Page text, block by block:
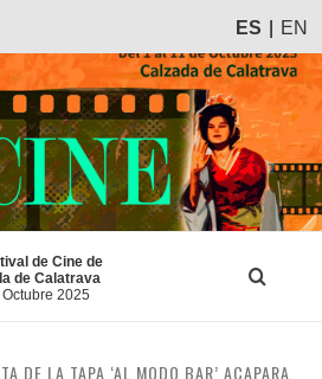
ES EN
de Cine de
de Calatrava
Octubre 2025
DE LA TAPA ‘AL MODO BAR’ ACAPARA